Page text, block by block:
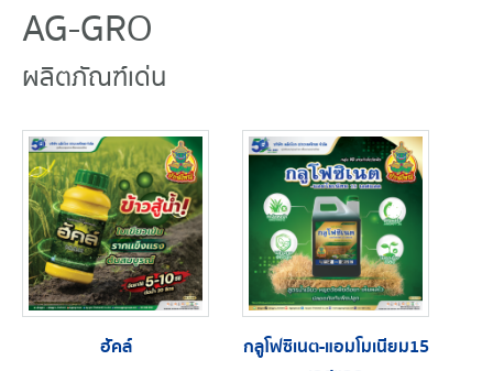
AG-GRO
ผลิตภัณฑ์เด่น
ฮัคล์
กลูโฟซิเนต-แอมโมเนียม15